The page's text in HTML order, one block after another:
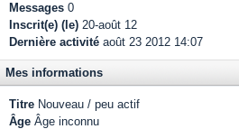
Messages 0
Inscrit(e) (le) 20-août 12
Dernière activité août 23 2012 14:07
Mes informations
Titre Nouveau / peu actif
Âge Âge inconnu